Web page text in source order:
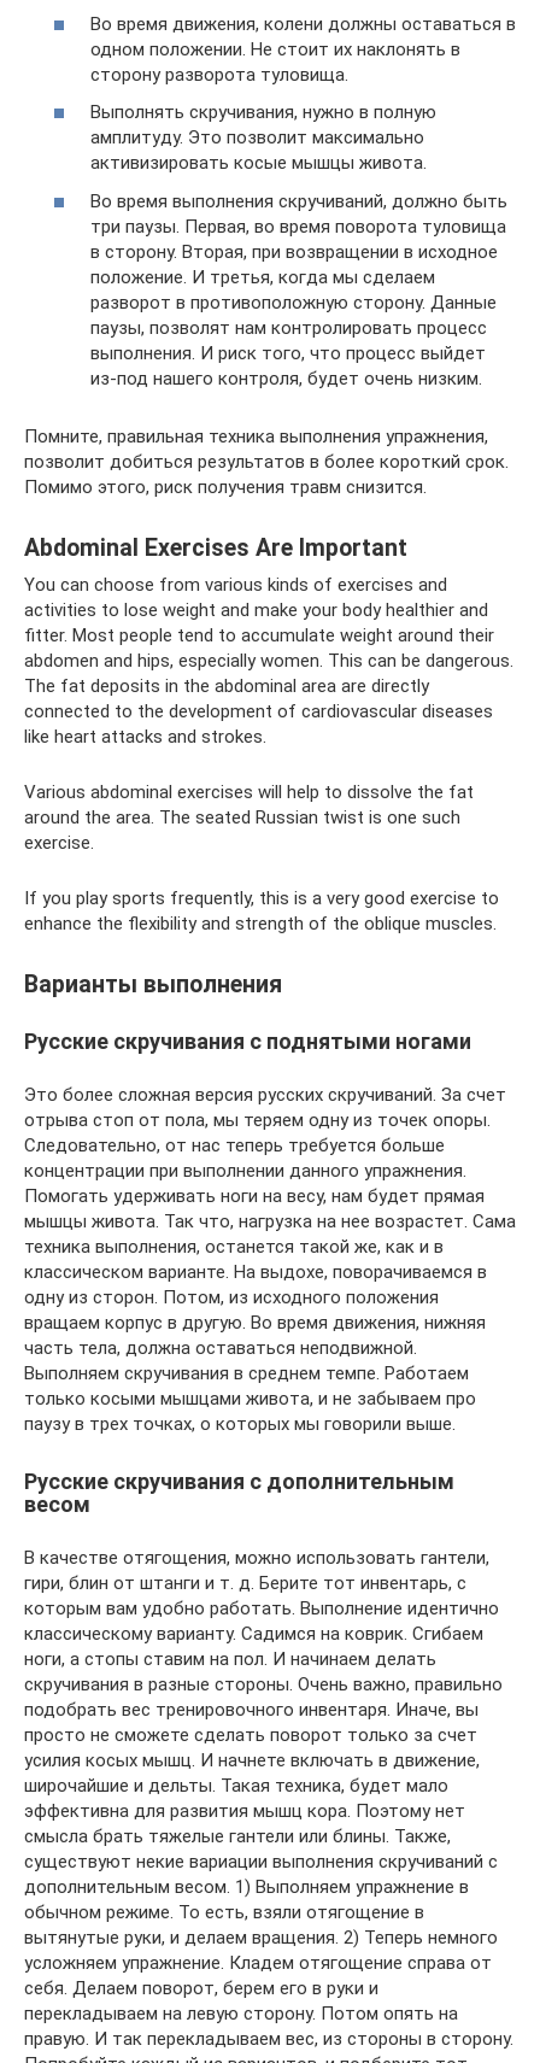
Во время движения, колени должны оставаться в
одном положении. Не стоит их наклонять в
сторону разворота туловища.
Выполнять скручивания, нужно в полную
амплитуду. Это позволит максимально
активизировать косые мышцы живота.
Во время выполнения скручиваний, должно быть
три паузы. Первая, во время поворота туловища
в сторону. Вторая, при возвращении в исходное
положение. И третья, когда мы сделаем
разворот в противоположную сторону. Данные
паузы, позволят нам контролировать процесс
выполнения. И риск того, что процесс выйдет
из-под нашего контроля, будет очень низким.
Помните, правильная техника выполнения упражнения,
позволит добиться результатов в более короткий срок.
Помимо этого, риск получения травм снизится.
Abdominal Exercises Are Important
You can choose from various kinds of exercises and
activities to lose weight and make your body healthier and
fitter. Most people tend to accumulate weight around their
abdomen and hips, especially women. This can be dangerous.
The fat deposits in the abdominal area are directly
connected to the development of cardiovascular diseases
like heart attacks and strokes.
Various abdominal exercises will help to dissolve the fat
around the area. The seated Russian twist is one such
exercise.
If you play sports frequently, this is a very good exercise to
enhance the flexibility and strength of the oblique muscles.
Варианты выполнения
Русские скручивания с поднятыми ногами
Это более сложная версия русских скручиваний. За счет
отрыва стоп от пола, мы теряем одну из точек опоры.
Следовательно, от нас теперь требуется больше
концентрации при выполнении данного упражнения.
Помогать удерживать ноги на весу, нам будет прямая
мышцы живота. Так что, нагрузка на нее возрастет. Сама
техника выполнения, останется такой же, как и в
классическом варианте. На выдохе, поворачиваемся в
одну из сторон. Потом, из исходного положения
вращаем корпус в другую. Во время движения, нижняя
часть тела, должна оставаться неподвижной.
Выполняем скручивания в среднем темпе. Работаем
только косыми мышцами живота, и не забываем про
паузу в трех точках, о которых мы говорили выше.
Русские скручивания с дополнительным
весом
В качестве отягощения, можно использовать гантели,
гири, блин от штанги и т. д. Берите тот инвентарь, с
которым вам удобно работать. Выполнение идентично
классическому варианту. Садимся на коврик. Сгибаем
ноги, а стопы ставим на пол. И начинаем делать
скручивания в разные стороны. Очень важно, правильно
подобрать вес тренировочного инвентаря. Иначе, вы
просто не сможете сделать поворот только за счет
усилия косых мышц. И начнете включать в движение,
широчайшие и дельты. Такая техника, будет мало
эффективна для развития мышц кора. Поэтому нет
смысла брать тяжелые гантели или блины. Также,
существуют некие вариации выполнения скручиваний с
дополнительным весом. 1) Выполняем упражнение в
обычном режиме. То есть, взяли отягощение в
вытянутые руки, и делаем вращения. 2) Теперь немного
усложняем упражнение. Кладем отягощение справа от
себя. Делаем поворот, берем его в руки и
перекладываем на левую сторону. Потом опять на
правую. И так перекладываем вес, из стороны в сторону.